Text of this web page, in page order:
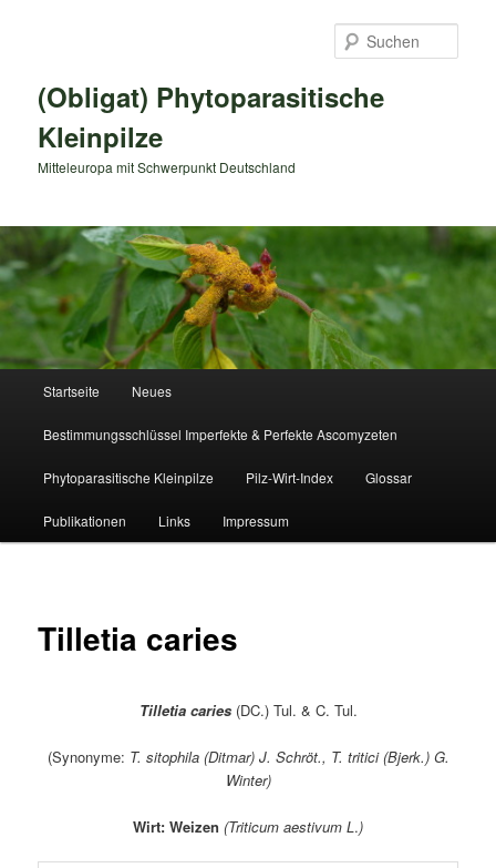
(Obligat) Phytoparasitische
Kleinpilze
Mitteleuropa mit Schwerpunkt Deutschland
Startseite Neues
Bestimmungsschlüssel Imperfekte & Perfekte Ascomyzeten
Phytoparasitische Kleinpilze Pilz-Wirt-Index Glossar
Publikationen Links Impressum
Tilletia caries
Tilletia caries(DC.) Tul. & C. Tul.
(Synonyme: T. sitophila (Ditmar) J. Schröt., T. tritici(Bjerk.) G.
Winter)
Wirt: Weizen (Triticum aestivum L.)